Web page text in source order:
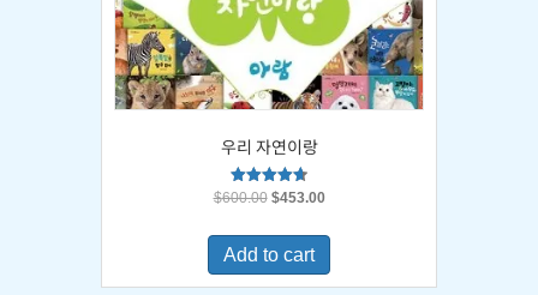
우리 자연이랑
Rated
$600.00 Original
was:
$600.00.
$453.00Current
is:
Add to cart